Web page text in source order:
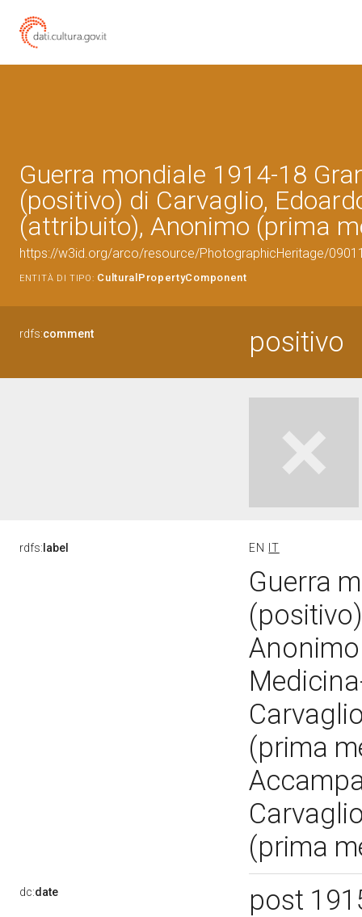
Guerra mondiale 1914-18
(positivo) di Carvaglio,
(attribuito), Anonimo (prima
https://w3id.org/arco/resource/PhotographicHeritage/
ENTITÀ DI TIPO: CulturalPropertyComponent
rdfs:comment positivo
rdfs: label EN IT
Guerra
(prima
(prima
dc:date post